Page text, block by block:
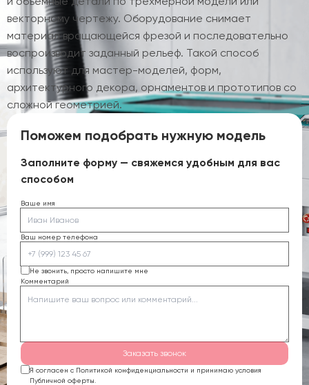
векторному чертежу. Оборудование снимает
материал вращающейся фрезой и последовательно
воспроизводит заданный рельеф. Такой способ
используют для мастер-моделей, форм,
архитектурного декора, орнаментов и прототипов со
сложной геометрией.
Поможем подобрать нужную модель
Заполните форму — свяжемся удобным для вас
способом
Ваше имя
Ваш номер телефона
Не звонить, просто напишите мне
Комментарий
Заказать звонок
Я согласен с Политикой конфиденциальности и принимаю условия
Публичной оферты.